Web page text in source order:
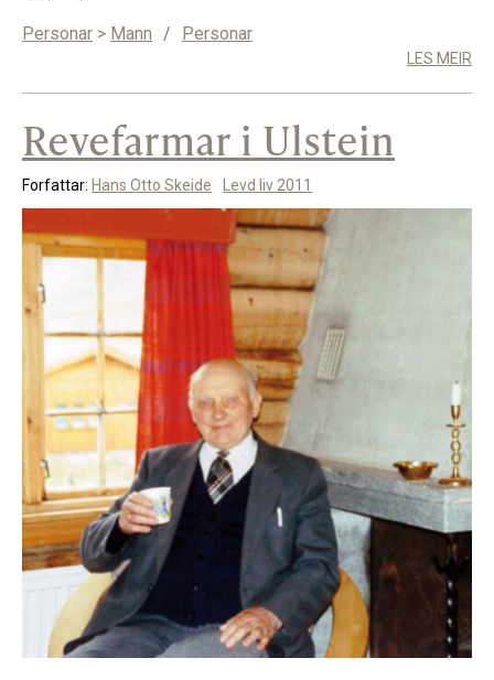
Personar > Mann / Personar
LES MEIR
Revefarmar i Ulstein
Forfattar: Hans Otto Skeide Levd liv 2011